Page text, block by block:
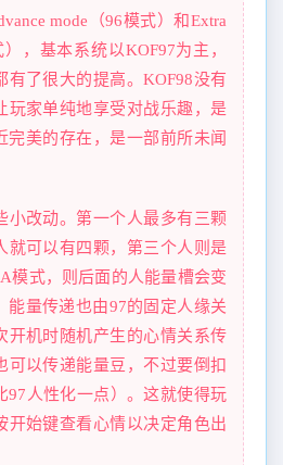
mode（96模式）和Extra
，基本系统以KOF97为主，
有了很大的提高。KOF98没有
玩家单纯地享受对战乐趣，是
完美的存在，是一部前所未闻
小改动。第一个人最多有三颗
就可以有四颗，第三个人则是
模式，则后面的人能量槽会变
能量传递也由97的固定人缘关
开机时随机产生的心情关系传
可以传递能量豆，不过要倒扣
97人性化一点）。这就使得玩
开始键查看心情以决定角色出